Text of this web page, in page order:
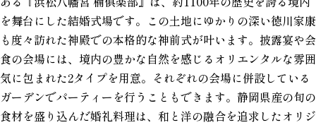
を舞台にした結婚式場です。この土地にゆかりの深い徳川家康
も度々訪れた神殿での本格的な神前式が叶います。披露宴や会
食の会場には、境内の豊かな自然を感じるオリエンタルな雰囲
気に包まれた2タイプを用意。それぞれの会場に併設している
ガーデンでパーティーを行うこともできます。静岡県産の旬の
食材を盛り込んだ婚礼料理は、和と洋の融合を追求したオリジ